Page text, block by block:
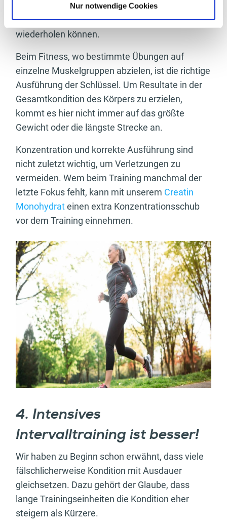
Nur notwendige Cookies
Die richtige Ausführung der Übungen ist ein
Thema, das vor allem Trainer nicht oft genug
wiederholen können.
Beim Fitness, wo bestimmte Übungen auf
einzelne Muskelgruppen abzielen, ist die richtige
Ausführung der Schlüssel. Um Resultate in der
Gesamtkondition des Körpers zu erzielen,
kommt es hier nicht immer auf das größte
Gewicht oder die längste Strecke an.
Konzentration und korrekte Ausführung sind
nicht zuletzt wichtig, um Verletzungen zu
vermeiden. Wem beim Training manchmal der
letzte Fokus fehlt, kann mit unserem Creatin
Monohydrateinen extra Konzentrationsschub
vor dem Training einnehmen.
4. Intensives
Intervalltraining ist besser!
Wir haben zu Beginn schon erwähnt, dass viele
fälschlicherweise Kondition mit Ausdauer
gleichsetzen. Dazu gehört der Glaube, dass
lange Trainingseinheiten die Kondition eher
steigern als Kürzere.